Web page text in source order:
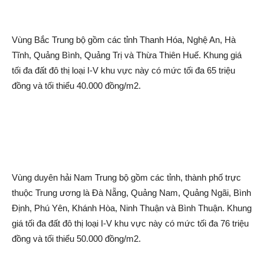
Vùng Bắc Trung bộ gồm các tỉnh Thanh Hóa, Nghệ An, Hà
Tĩnh, Quảng Bình, Quảng Trị và Thừa Thiên Huế. Khung giá
tối đa đất đô thị loại I-V khu vực này có mức tối đa 65 triệu
đồng và tối thiểu 40.000 đồng/m2.
Vùng duyên hải Nam Trung bộ gồm các tỉnh, thành phố trực
thuộc Trung ương là Đà Nẵng, Quảng Nam, Quảng Ngãi, Bình
Định, Phú Yên, Khánh Hòa, Ninh Thuận và Bình Thuận. Khung
giá tối đa đất đô thị loại I-V khu vực này có mức tối đa 76 triệu
đồng và tối thiểu 50.000 đồng/m2.